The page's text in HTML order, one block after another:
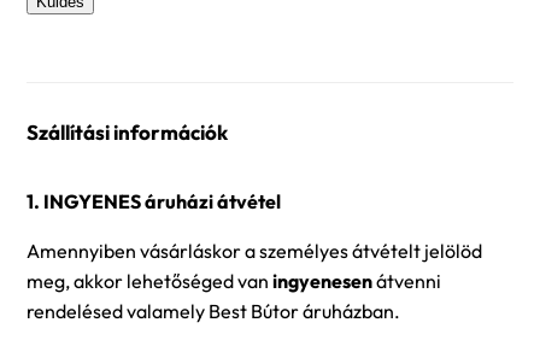
Szállítási információk
1. INGYENES áruházi átvétel
Amennyiben vásárláskor a személyes átvételt jelölöd
meg, akkor lehetőséged van ingyenesenátvenni
rendelésed valamely Best Bútor áruházban.